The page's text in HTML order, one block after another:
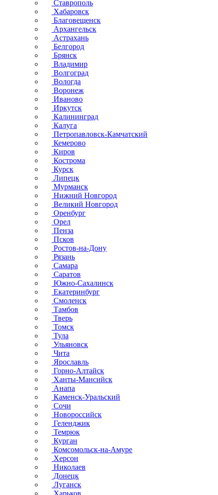
Ставрополь
Хабаровск
Благовещенск
Архангельск
Астрахань
Белгород
Брянск
Владимир
Волгоград
Вологда
Воронеж
Иваново
Иркутск
Калининград
Калуга
Петропавловск-Камчатский
Кемерово
Киров
Кострома
Курск
Липецк
Мурманск
Нижний Новгород
Великий Новгород
Оренбург
Орел
Пенза
Псков
Ростов-на-Дону
Рязань
Самара
Саратов
Южно-Сахалинск
Екатеринбург
Смоленск
Тамбов
Тверь
Томск
Тула
Ульяновск
Чита
Ярославль
Горно-Алтайск
Ханты-Мансийск
Анапа
Каменск-Уральский
Сочи
Новороссийск
Геленджик
Темрюк
Курган
Комсомольск-на-Амуре
Херсон
Николаев
Донецк
Луганск
Харьков